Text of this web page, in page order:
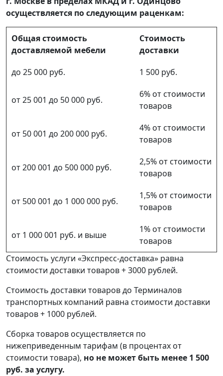
осуществляется по следующим раценкам:
Общая стоимость
доставляемой мебели
Стоимость
доставки
до 25 000 руб.
1 500 руб.
от 25 001 до 50 000 руб.
6% от стоимости
товаров
от 50 001 до 200 000 руб.
4% от стоимости
товаров
от 200 001 до 500 000 руб.
2,5% от стоимости
товаров
от 500 001 до 1 000 000 руб.
1,5% от стоимости
товаров
от 1 000 001 руб. и выше
1% от стоимости
товаров
Стоимость услуги «Экспресс-доставка» равна
стоимости доставки товаров + 3000 рублей.
Стоимость доставки товаров до Терминалов
транспортных компаний равна стоимости доставки
товаров + 1000 рублей.
Сборка товаров осуществляется по
нижеприведенным тарифам (в процентах от
стоимости товара), но не может быть менее 1 500
руб. за услугу.